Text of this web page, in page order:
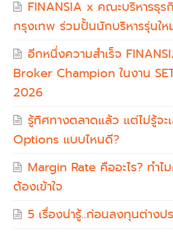
FINANSIA x คณะบริหารธุ
กรุงเทพ ร่วมปั้นนักบริหารรุ่นให
อีกหนึ่งความสำเร็จ
Broker Champion ในงาน
2026
รู้ทิศทางตลาดแล้ว แต่ไม่รู้จ
Options แบบไหนดี?
Margin Rate คืออะไร? ทำไ
ต้องเข้าใจ
5 เรื่องน่ารู้..ก่อนลงทุนต่างป